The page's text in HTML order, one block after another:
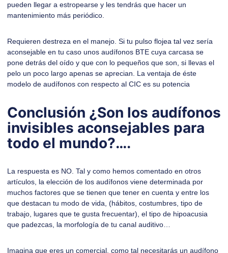
pueden llegar a estropearse y les tendrás que hacer un
mantenimiento más periódico.
Requieren destreza en el manejo. Si tu pulso flojea tal vez sería
aconsejable en tu caso unos audífonos BTE cuya carcasa se
pone detrás del oído y que con lo pequeños que son, si llevas el
pelo un poco largo apenas se aprecian. La ventaja de éste
modelo de audífonos con respecto al CIC es su potencia
Conclusión ¿Son los audífonos
invisibles aconsejables para
todo el mundo?….
La respuesta es NO. Tal y como hemos comentado en otros
artículos, la elección de los audífonos viene determinada por
muchos factores que se tienen que tener en cuenta y entre los
que destacan tu modo de vida, (hábitos, costumbres, tipo de
trabajo, lugares que te gusta frecuentar), el tipo de hipoacusia
que padezcas, la morfología de tu canal auditivo…
Imagina que eres un comercial, como tal necesitarás un audífono